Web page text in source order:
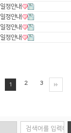
정안내
정안내
정안내
정안내
1 2 3